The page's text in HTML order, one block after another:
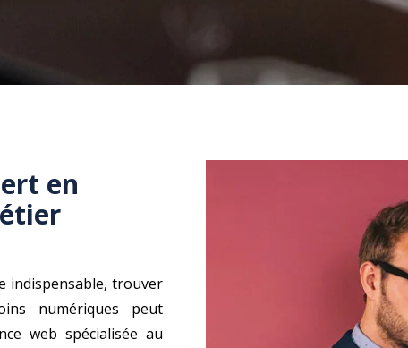
en
indispensable, trouver
numériques peut
web spécialisée au